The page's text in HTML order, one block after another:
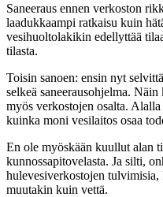
Saneeraus ennen verkoston
laadukkaampi ratkaisu kuin
vesihuoltolakikin edellyttää
tilasta.
Toisin sanoen: ensin nyt
selkeä saneerausohjelma.
myös verkostojen osalta.
kuinka moni vesilaitos osaa
En ole myöskään kuullut alan
kunnossapitovelasta. Ja silti,
hulevesiverkostojen
muutakin kuin vettä.